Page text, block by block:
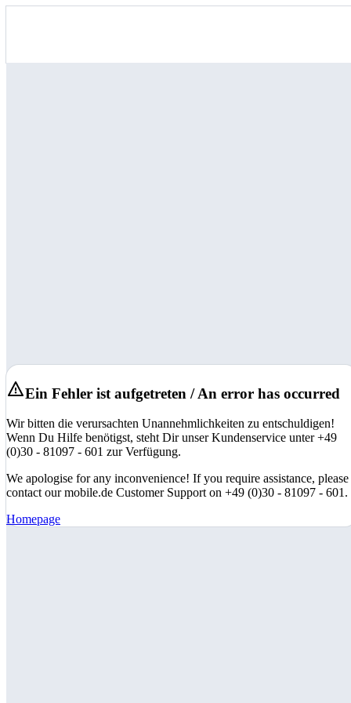
Ein Fehler ist aufgetreten / An error has occurred
Wir bitten die verursachten Unannehmlichkeiten zu entschuldigen!
Wenn Du Hilfe benötigst, steht Dir unser Kundenservice unter +49
(0)30 - 81097 - 601 zur Verfügung.
We apologise for any inconvenience! If you require assistance, please
contact our mobile.de Customer Support on +49 (0)30 - 81097 - 601.
Homepage